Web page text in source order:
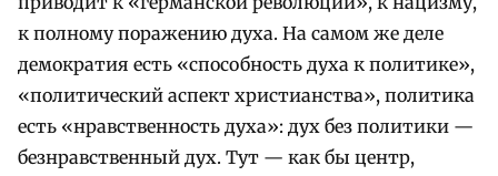
к полному поражению духа. На самом же деле
демократия есть «способность духа к политике»,
«политический аспект христианства», политика
есть «нравственность духа»: дух без политики —
безнравственный дух. Тут — как бы центр,